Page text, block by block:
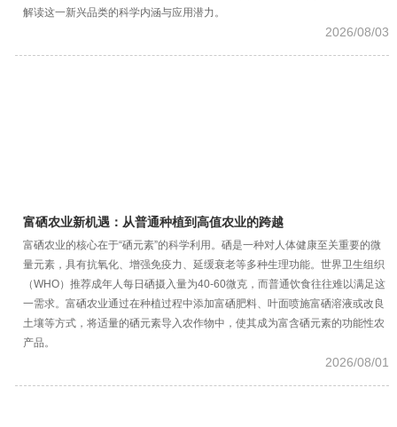
解读这一新兴品类的科学内涵与应用潜力。
2026/08/03
富硒农业新机遇：从普通种植到高值农业的跨越
富硒农业的核心在于“硒元素”的科学利用。硒是一种对人体健康至关重要的微
量元素，具有抗氧化、增强免疫力、延缓衰老等多种生理功能。世界卫生组织
（WHO）推荐成年人每日硒摄入量为40-60微克，而普通饮食往往难以满足这
一需求。富硒农业通过在种植过程中添加富硒肥料、叶面喷施富硒溶液或改良
土壤等方式，将适量的硒元素导入农作物中，使其成为富含硒元素的功能性农
产品。
2026/08/01